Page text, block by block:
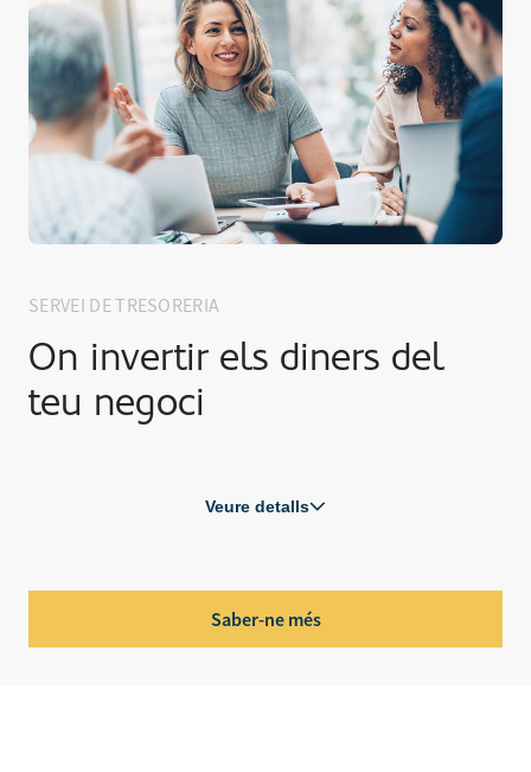
SERVEI DE TRESORERIA
On invertir els diners del
teu negoci
Veure detalls
Saber-ne més